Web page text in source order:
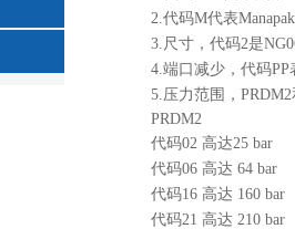
2.代码M代表
3.尺寸，代码2是
4.端口减少，代码
5.压力范围，
PRDM2
代码02 高达25 bar
代码06 高达 64 bar
代码16 高达 160 bar
代码21 高达 210 bar